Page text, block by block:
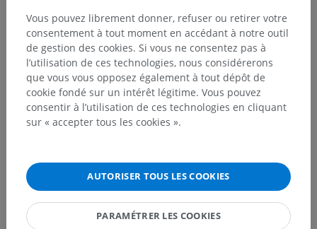
traduction, une amélioration de contenu.
Signaler un problème
TÉLÉCHARGEZ L'APPLI
Vous pouvez librement donner, refuser ou retirer votre
consentement à tout moment en accédant à notre outil
de gestion des cookies. Si vous ne consentez pas à
l’utilisation de ces technologies, nous considérerons
que vous vous opposez également à tout dépôt de
cookie fondé sur un intérêt légitime. Vous pouvez
consentir à l’utilisation de ces technologies en cliquant
sur « accepter tous les cookies ».
AUTORISER TOUS LES COOKIES
PARAMÉTRER LES COOKIES